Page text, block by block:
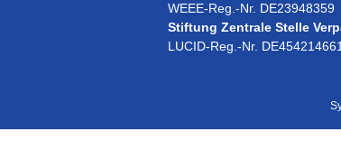
WEEE-Reg.-Nr. DE23948359
Stiftung Zentrale Stelle
LUCID-Reg.-Nr.